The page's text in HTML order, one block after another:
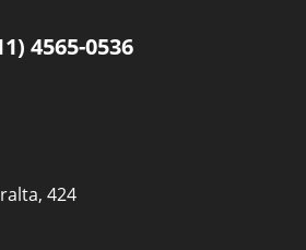
4565-0536
424